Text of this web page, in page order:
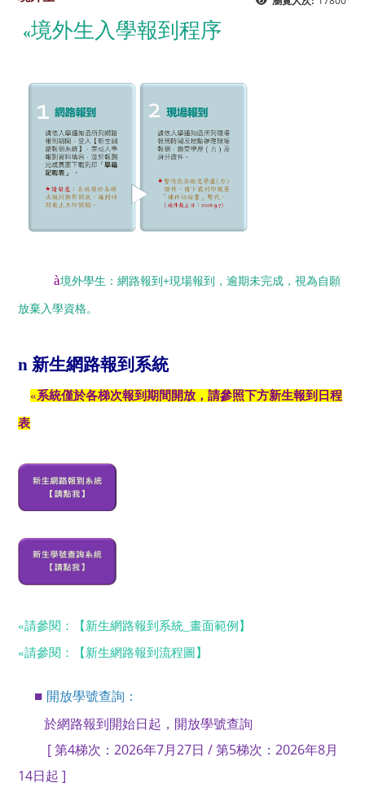
«境外生入學報到程序
à境外學生：網路報到+現場報到，逾期未完成，視為自願
放棄入學資格。
n 新生網路報到系統
«系統僅於各梯次報到期間開放，請參照下方新生報到日程
表
«請參閱：【新生網路報到系統_畫面範例】
«請參閱：【新生網路報到流程圖】
■ 開放學號查詢 ：
於網路報到開始日起， 開放學號查詢
[ 第4梯次： 2026年7月27日 / 第5梯次：2026年8月
14日起 ]